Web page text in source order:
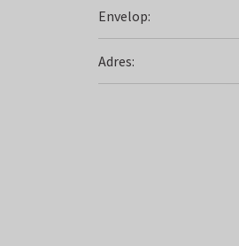
Envelop:
Adres: